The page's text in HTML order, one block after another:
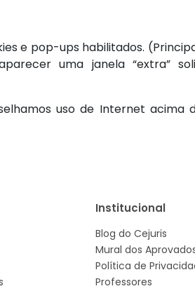
e pop-ups habilitados.
uma janela “extra”
uso de Internet acima
Institucional
Blog do Cejuris
Mural dos
Política de
Professores